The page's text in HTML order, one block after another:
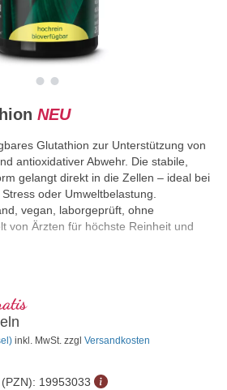
NEU
Glutathion zur Unterstützung von
antioxidativer Abwehr. Die stabile,
gelangt direkt in die Zellen – ideal bei
oder Umweltbelastung.
vegan, laborgeprüft, ohne
von Ärzten für höchste Reinheit und
inkl. MwSt. zzgl Versandkosten
19953033